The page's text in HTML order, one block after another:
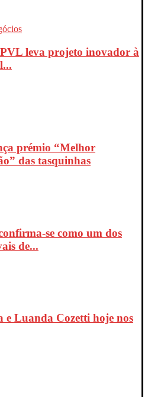
leva projeto inovador à
prémio “Melhor
das tasquinhas
se como um dos
de...
Luanda Cozetti hoje nos